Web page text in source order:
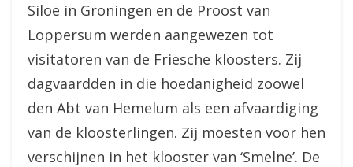
Siloë in Groningen en de Proost van
Loppersum werden aangewezen tot
visitatoren van de Friesche kloosters. Zij
dagvaardden in die hoedanigheid zoowel
den Abt van Hemelum als een afvaardiging
van de kloosterlingen. Zij moesten voor hen
verschijnen in het klooster van ‘Smelne’. De